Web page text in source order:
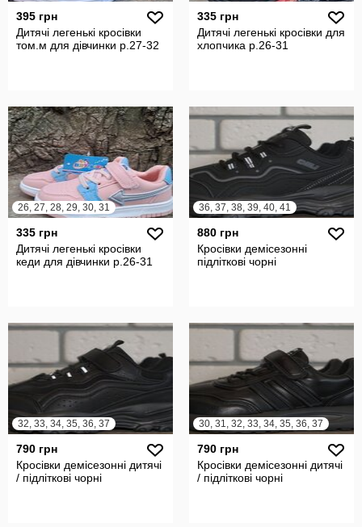
395 грн
Дитячі легенькі кросівки
том.м для дівчинки р.27-32
335 грн
Дитячі легенькі кросівки для
хлопчика р.26-31
26, 27, 28, 29, 30, 31
335 грн
Дитячі легенькі кросівки
кеди для дівчинки р.26-31
36, 37, 38, 39, 40, 41
880 грн
Кросівки демісезонні
підліткові чорні
32, 33, 34, 35, 36, 37
790 грн
Кросівки демісезонні дитячі
/ підліткові чорні
30, 31, 32, 33, 34, 35, 36, 37
790 грн
Кросівки демісезонні дитячі
/ підліткові чорні